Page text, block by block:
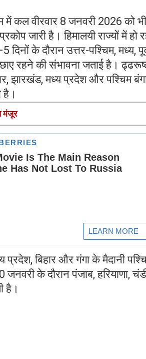
कल वीरवार 8 जनवरी 2026 को भी
जारी है। हिमालयी राज्यों में हो
के दौरान उत्तर-पश्चिम, मध्य,
रहने की संभावना जताई है।
झारखंड, मध्य प्रदेश और पश्चिम
है।
मंजूर
प्रदेश, बिहार और गंगा के मैदानी
के दौरान पंजाब, हरियाणा,
है।